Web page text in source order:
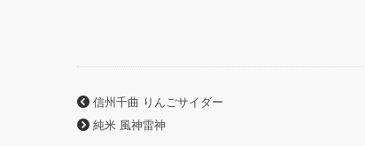
信州千曲 りんごサイダー
純米 風神雷神